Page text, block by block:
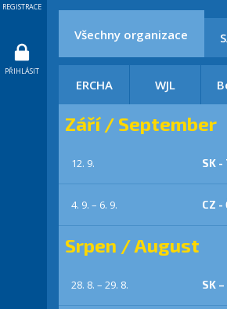
REGISTRACE
PŘIHLÁSIT
Všechny organizace
ERCHA WJL
Září / September
12. 9. SK
4. 9. – 6. 9. CZ
Srpen / August
28. 8. – 29. 8. SK